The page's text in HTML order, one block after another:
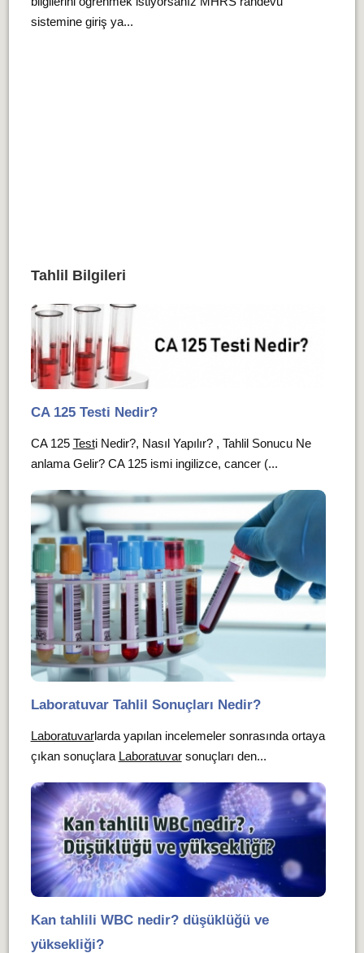
sistemine giriş ya...
Tahlil Bilgileri
CA 125 Testi Nedir?
CA 125 Testi Nedir?, Nasıl Yapılır? , Tahlil Sonucu Ne
anlama Gelir? CA 125 ismi ingilizce, cancer (...
Laboratuvar Tahlil Sonuçları Nedir?
Laboratuvarlarda yapılan incelemeler sonrasında ortaya
çıkan sonuçlara Laboratuvarsonuçları den...
Kan tahlili WBC nedir? düşüklüğü ve
yüksekliği?